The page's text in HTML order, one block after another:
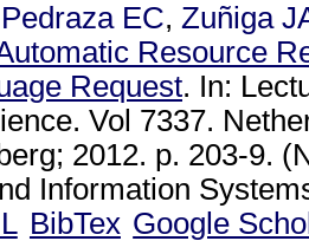
Pedraza EC, Zuñiga
Resource
Request. In:
Vol 7337.
2012. p. 203-9.
Information
BibTex Google